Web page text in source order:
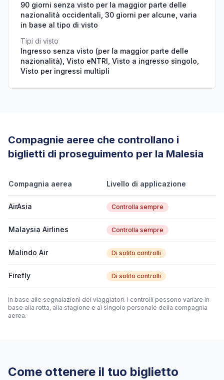
90 giorni senza visto per la maggior parte delle
nazionalità occidentali, 30 giorni per alcune, varia
in base al tipo di visto
Tipi di visto
Ingresso senza visto (per la maggior parte delle
nazionalità), Visto eNTRI, Visto a ingresso singolo,
Visto per ingressi multipli
Compagnie aeree che controllano i
biglietti di proseguimento per la Malesia
Compagnia aerea Livello di applicazione
AirAsia Controlla sempre
Malaysia Airlines Controlla sempre
Malindo Air Di solito controlli
Firefly Di solito controlli
In base alle segnalazioni dei viaggiatori. I controlli possono variare in
base alla rotta, alla stagione e al singolo personale della compagnia
aerea.
Come ottenere il tuo biglietto